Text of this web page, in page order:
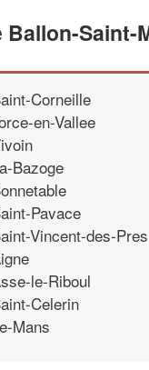
Ballon-Saint-
Corneille
en-Vallee
Bazoge
Pavace
Vincent-des-Pres
le-Riboul
Celerin
Mans